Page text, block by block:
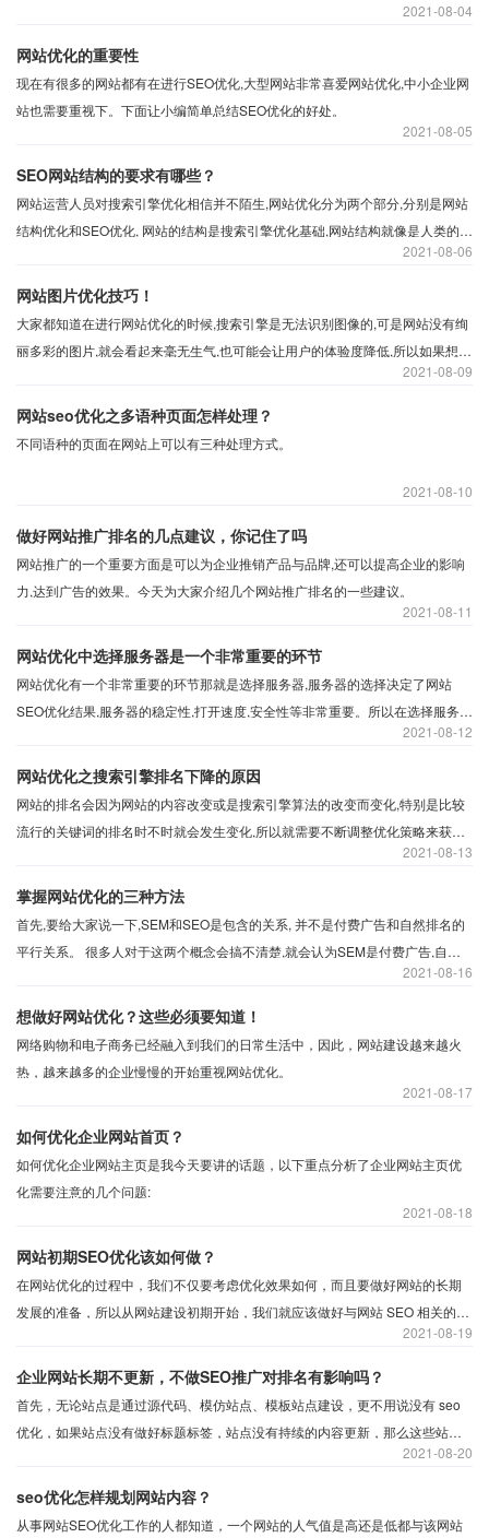
08-04
2021
08-05
2021
网站优化的重要性
现在有很多的网站都有在进行SEO优化,大型网站非常喜爱网站优化,中小企业网
站也需要重视下。下面让小编简单总结SEO优化的好处。
08-06
2021
SEO网站结构的要求有哪些？
网站运营人员对搜索引擎优化相信并不陌生,网站优化分为两个部分,分别是网站
结构优化和SEO优化, 网站的结构是搜索引擎优化基础,网站结构就像是人类的骨
架一样,必须首先拥有骨架,网站才可以撑起内容。所以搜索引擎优化网站结构的
要求是什么?
08-09
2021
网站图片优化技巧！
大家都知道在进行网站优化的时候,搜索引擎是无法识别图像的,可是网站没有绚
丽多彩的图片,就会看起来毫无生气,也可能会让用户的体验度降低,所以如果想要
网站变得更加优秀,那么就应该文字和图像共存。那么图片优化要怎么做呢？
08-10
2021
网站seo优化之多语种页面怎样处理？
不同语种的页面在网站上可以有三种处理方式。
08-11
2021
做好网站推广排名的几点建议，你记住了吗
网站推广的一个重要方面是可以为企业推销产品与品牌,还可以提高企业的影响
力,达到广告的效果。今天为大家介绍几个网站推广排名的一些建议。
08-12
2021
网站优化中选择服务器是一个非常重要的环节
网站优化有一个非常重要的环节那就是选择服务器,服务器的选择决定了网站
SEO优化结果,服务器的稳定性,打开速度,安全性等非常重要。所以在选择服务器
08-13
2021
网站优化之搜索引擎排名下降的原因
网站的排名会因为网站的内容改变或是搜索引擎算法的改变而变化,特别是比较
流行的关键词的排名时不时就会发生变化,所以就需要不断调整优化策略来获取
08-16
2021
掌握网站优化的三种方法
首先,要给大家说一下,SEM和SEO是包含的关系, 并不是付费广告和自然排名的
平行关系。 很多人对于这两个概念会搞不清楚,就会认为SEM是付费广告,自然
08-17
2021
想做好网站优化？这些必须要知道！
网络购物和电子商务已经融入到我们的日常生活中，因此，网站建设越来越火
热，越来越多的企业慢慢的开始重视网站优化。
08-18
2021
如何优化企业网站首页？
如何优化企业网站主页是我今天要讲的话题，以下重点分析了企业网站主页优
08-19
2021
网站初期SEO优化该如何做？
在网站优化的过程中，我们不仅要考虑优化效果如何，而且要做好网站的长期
发展的准备，所以从网站建设初期开始，我们就应该做好与网站 SEO 相关的优
化工作。那么对于企业想要得到更大的优化效果，需要如何做好初始 SEO 呢？
我们一起来看看吧。
08-20
2021
企业网站长期不更新，不做SEO推广对排名有影响吗？
首先，无论站点是通过源代码、模仿站点、模板站点建设，更不用说没有 seo
优化，如果站点没有做好标题标签，站点没有持续的内容更新，那么这些站点
可能搜索到的官方站点品牌词都不容易找到排名，那么网站流量就更不用说增
长了。
seo优化怎样规划网站内容？
从事网站SEO优化工作的人都知道，一个网站的人气值是高还是低都与该网站